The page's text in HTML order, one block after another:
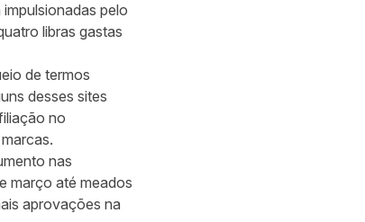
pelo
libras gastas
de termos
desses sites
no
nas
março até meados
aprovações na